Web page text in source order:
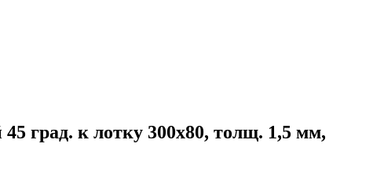
град. к лотку 300х80, толщ. 1,5 мм,